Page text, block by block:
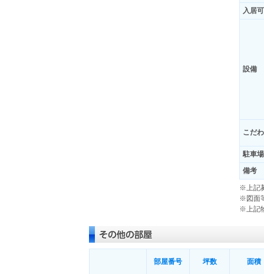
入居
設備
こだ
駐車場
備考
※上記
※図面
※上記
部屋番号 坪数 面積